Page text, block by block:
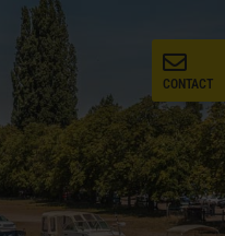
CONTACT